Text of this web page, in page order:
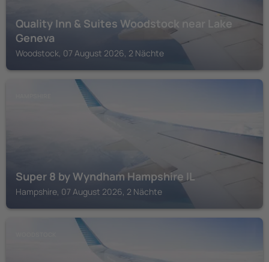
Quality Inn & Suites Woodstock near Lake
Geneva
Woodstock, 07 August 2026, 2 Nächte
Super 8 by Wyndham Hampshire IL
Hampshire, 07 August 2026, 2 Nächte